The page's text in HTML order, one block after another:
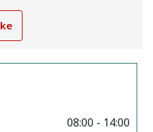
08:00 - 14:00